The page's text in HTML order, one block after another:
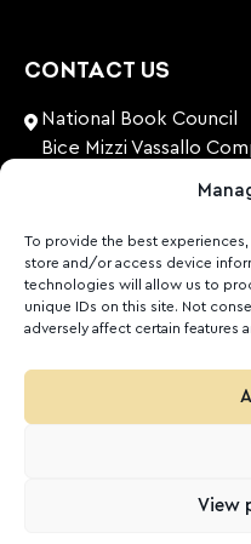
To provide the best
store and/or access device
technologies will allow us to
unique IDs on this site. Not
adversely affect certain features
View
CONTACT US
National Book Council
Bice Mizzi Vassallo
Malta
+356 27131574
FOLLOW US
Ktieb.org.mt